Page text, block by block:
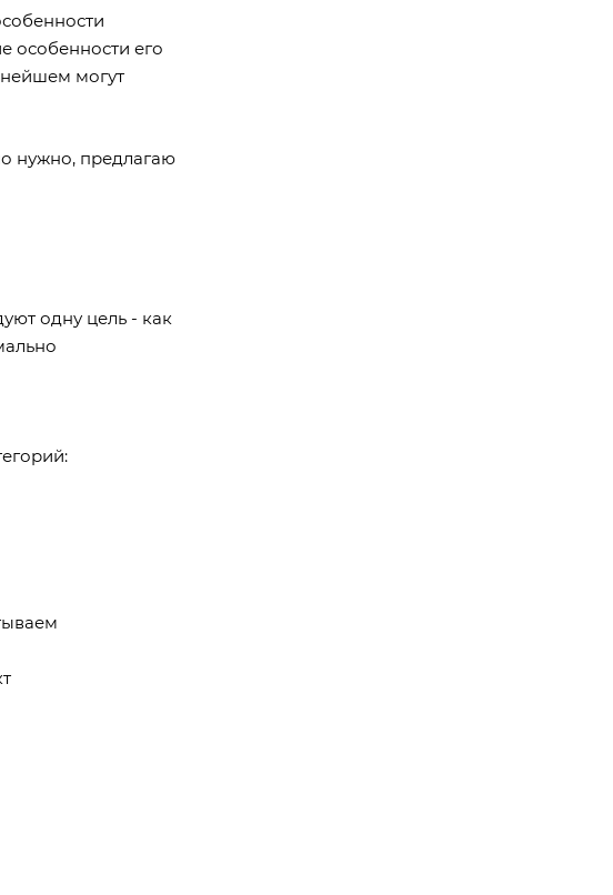
особенности его
могут
нужно, предлагаю
одну цель - как